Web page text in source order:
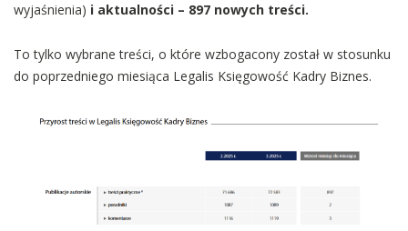
wyjaśnienia) i aktualności – 897 nowych treści.
To tylko wybrane treści, o które wzbogacony został w stosunku
do poprzedniego miesiąca Legalis Księgowość Kadry Biznes.